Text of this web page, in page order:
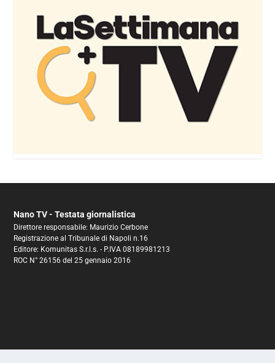
Nano TV - Testata giornalistica
Direttore responsabile: Maurizio Cerbone
Registrazione al Tribunale di Napoli n.16
Editore: Komunitas S.r.l.s. - P.IVA 08189981213
ROC N° 26156 del 25 gennaio 2016